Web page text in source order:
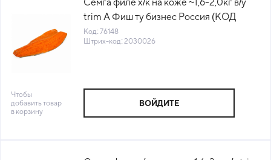
trim А Фиш ту бизнес Россия (КОД
76148) (-18°С)
Код: 76148
Штрих-код: 2030026
Чтобы
добавить товар
в корзину
ВОЙДИТЕ